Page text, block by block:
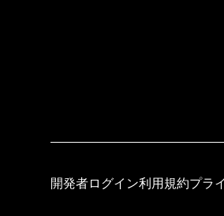
開発者ログイン利用規約プラ